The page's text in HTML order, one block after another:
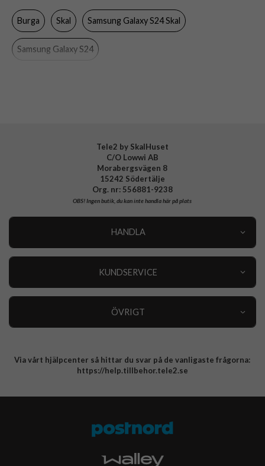
Material Hårdplast (PC), Mjukplast (TPU)
Burga Skal Samsung Galaxy S24 Skal
Samsung Galaxy S24
Tele2 by SkalHuset
C/O Lowwi AB
Morabergsvägen 8
15242 Södertälje
Org. nr: 556881-9238
OBS!Ingen butik, du kan inte handla här på plats
HANDLA
KUNDSERVICE
ÖVRIGT
Integritetspolicy
Via vårt hjälpcenter så hittar du svar på de vanligaste frågorna:
https://help.tillbehor.tele2.se